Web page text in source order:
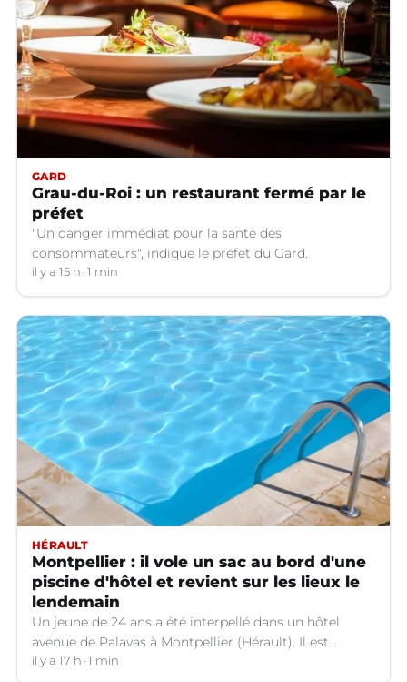
GARD
Grau-du-Roi : un restaurant fermé par le
préfet
"Un danger immédiat pour la santé des
consommateurs", indique le préfet du Gard.
il y a 15 h 1 min
HÉRAULT
Montpellier : il vole un sac au bord d'une
piscine d'hôtel et revient sur les lieux le
lendemain
Un jeune de 24 ans a été interpellé dans un hôtel
avenue de Palavas à Montpellier (Hérault). Il est
suspecté d'avoir volé le sac d'une cliente.
il y a 17 h 1 min